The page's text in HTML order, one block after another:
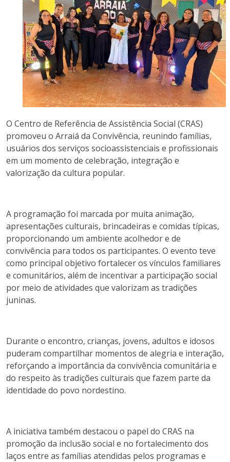
O Centro de Referência de Assistência Social (CRAS)
promoveu o Arraiá da Convivência, reunindo famílias,
usuários dos serviços socioassistenciais e profissionais
em um momento de celebração, integração e
valorização da cultura popular.
A programação foi marcada por muita animação,
apresentações culturais, brincadeiras e comidas típicas,
proporcionando um ambiente acolhedor e de
convivência para todos os participantes. O evento teve
como principal objetivo fortalecer os vínculos familiares
e comunitários, além de incentivar a participação social
por meio de atividades que valorizam as tradições
juninas.
Durante o encontro, crianças, jovens, adultos e idosos
puderam compartilhar momentos de alegria e interação,
reforçando a importância da convivência comunitária e
do respeito às tradições culturais que fazem parte da
identidade do povo nordestino.
A iniciativa também destacou o papel do CRAS na
promoção da inclusão social e no fortalecimento dos
laços entre as famílias atendidas pelos programas e